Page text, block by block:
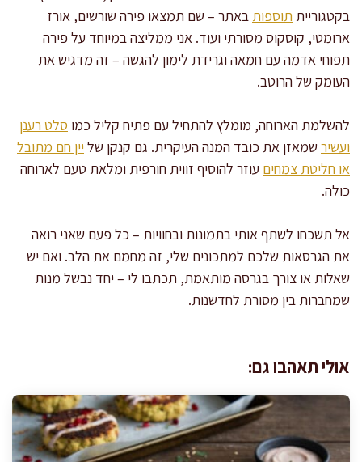
בקטגוריית תוספות באתר – שם תמצאו פירה שורשים, אורז
ארומטי, קוסקוס מסורתי ועוד. אני ממליצה במיוחד על פירה
תפוחי אדמה עם חמאה וגרידת לימון להגשה – זה מדגיש את
העומק של הרוטב.
להשלמת הארוחה, מומלץ להתחיל עם פתיח קליל כמו סלט רענן
ועשיר שמאזן את כובד המנה העיקרית. גם קנקן של יין חם מתובל
או חליטת צמחים עוזר להוסיף זווית חורפית ומלאת טעם לארוחה
כולה.
אל תשכחו לשתף אותי בתמונות ובחוויות – כל פעם שאני רואה
את הגרסאות שלכם למתכונים שלי, זה מחמם את הלב. ואם יש
שאלות או צורך בגרסה מותאמת, תכתבו לי – יחד נבשל מנות
שמחברות בין מסורת לחדשנות.
אולי תאהבו גם: